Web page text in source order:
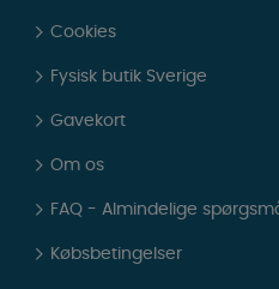
Cookies
Fysisk butik Sverige
Gavekort
Om os
FAQ - Almindelige
Købsbetingelser